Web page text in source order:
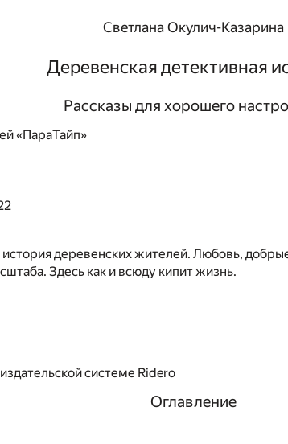
Светлана Окулич-Казарина
Деревенская детективная
Рассказы для хорошего
«ПараТайп»
деревенских жителей. Любовь,
Здесь как и всюду кипит жизнь.
системе Ridero
Оглавление